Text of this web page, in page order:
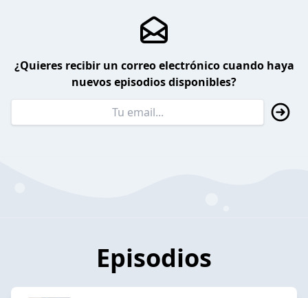
¿Quieres recibir un correo electrónico cuando haya
nuevos episodios disponibles?
Episodios